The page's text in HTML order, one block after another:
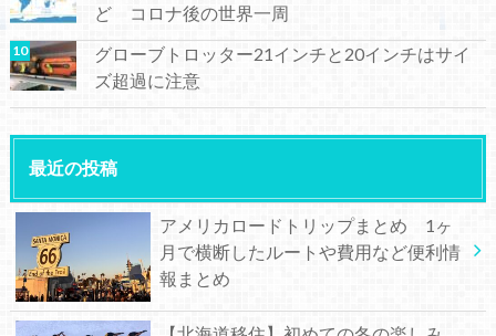
ど コロナ後の世界一周
グローブトロッター21インチと20インチはサイ
ズ超過に注意
最近の投稿
アメリカロードトリップまとめ 1ヶ
月で横断したルートや費用など便利情
報まとめ